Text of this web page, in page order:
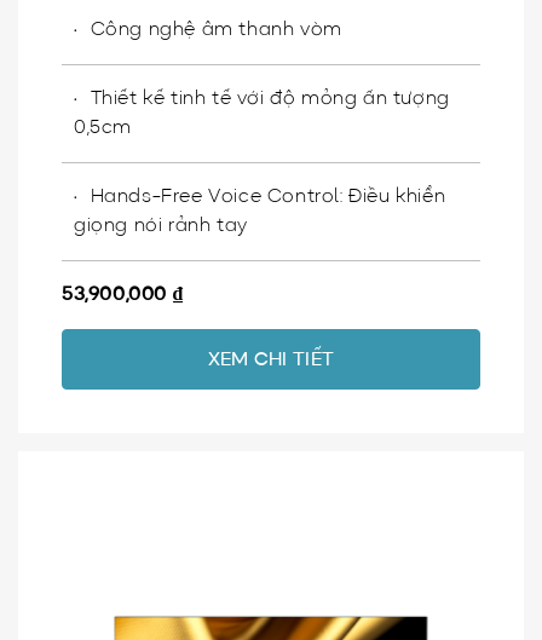
Công nghệ âm thanh vòm
Thiết kế tinh tế với độ mỏng ấn tượng
0,5cm
Hands-Free Voice Control: Điều khiển
giọng nói rảnh tay
53,900,000 ₫
XEM CHI TIẾT